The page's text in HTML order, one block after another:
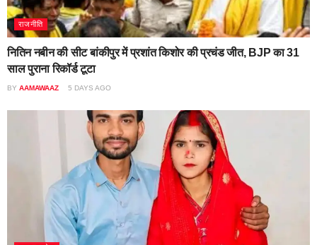
राजनीति
नितिन नबीन की सीट बांकीपुर में प्रशांत किशोर की प्रचंड जीत, BJP का 31
साल पुराना रिकॉर्ड टूटा
BY AAMAWAAZ 5 DAYS AGO